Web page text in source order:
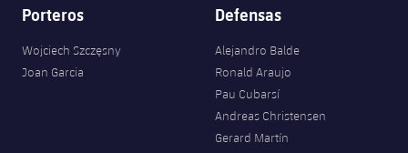
Porteros
Wojciech Szczęsny
Joan Garcia
Defensas
Alejandro Balde
Ronald Araujo
Pau Cubarsí
Andreas Christensen
Gerard Martín